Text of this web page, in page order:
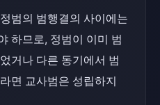
범의 범행결의 사이에는
하므로, 정범이 이미 범
거나 다른 동기에서 범
면 교사범은 성립하지